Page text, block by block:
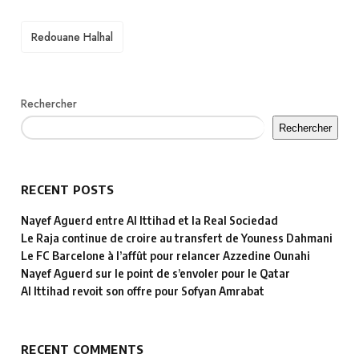
TAGS
Redouane Halhal
Rechercher
Rechercher
RECENT POSTS
Nayef Aguerd entre Al Ittihad et la Real Sociedad
Le Raja continue de croire au transfert de Youness Dahmani
Le FC Barcelone à l’affût pour relancer Azzedine Ounahi
Nayef Aguerd sur le point de s’envoler pour le Qatar
Al Ittihad revoit son offre pour Sofyan Amrabat
RECENT COMMENTS